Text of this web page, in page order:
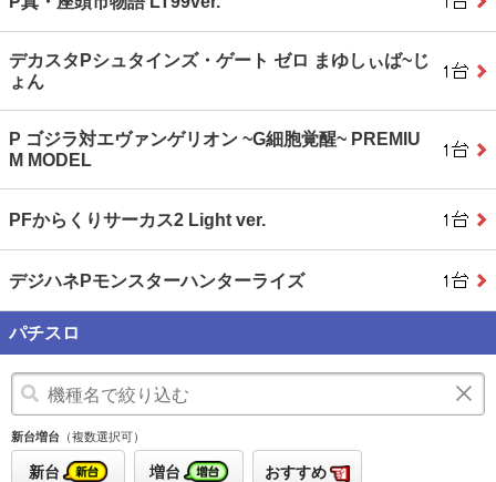
デカスタPシュタインズ・ゲート ゼロ まゆしぃば~じ
ょん
P ゴジラ対エヴァンゲリオン ~G細胞覚醒~ PREMIU
M MODEL
PFからくりサーカス2 Light ver.
デジハネPモンスターハンターライズ
パチスロ
新台増台 （複数選択可）
新台 増台 おすすめ